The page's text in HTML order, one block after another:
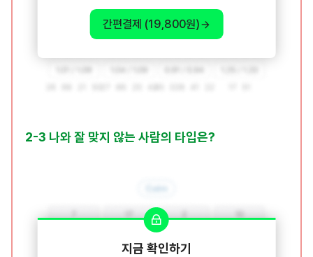
간편결제 (19,800원)
2-3 나와 잘 맞지 않는 사람의 타입은?
지금 확인하기